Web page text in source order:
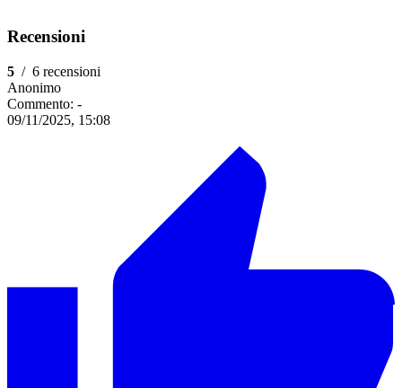
Recensioni
5 / 6 recensioni
Anonimo
Commento: -
09/11/2025, 15:08